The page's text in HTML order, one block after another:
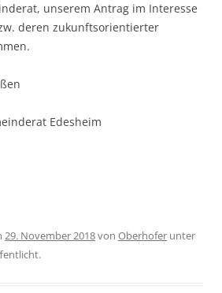
unserem Antrag im Interesse
deren zukunftsorientierter
Edesheim
29. November 2018von Oberhofer unter